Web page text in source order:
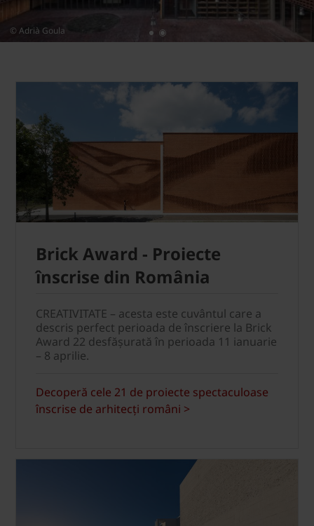
© Adrià Goula
Brick Award - Proiecte
înscrise din România
CREATIVITATE – acesta este cuvântul care a
descris perfect perioada de înscriere la Brick
Award 22 desfășurată în perioada 11 ianuarie
– 8 aprilie.
Decoperă cele 21 de proiecte spectaculoase
înscrise de arhitecți români >